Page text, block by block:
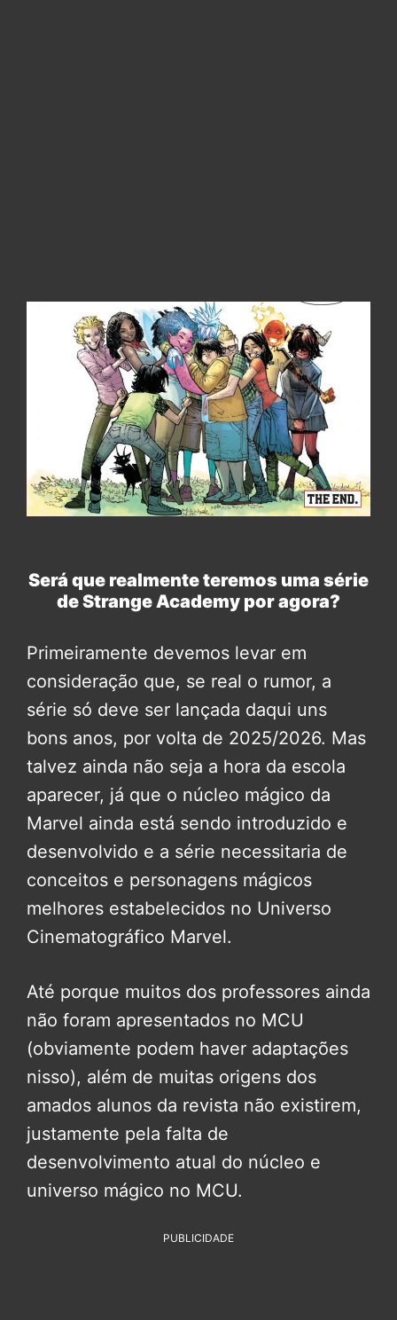
Será que realmente teremos uma série
de Strange Academy por agora?
Primeiramente devemos levar em
consideração que, se real o rumor, a
série só deve ser lançada daqui uns
bons anos, por volta de 2025/2026. Mas
talvez ainda não seja a hora da escola
aparecer, já que o núcleo mágico da
Marvel ainda está sendo introduzido e
desenvolvido e a série necessitaria de
conceitos e personagens mágicos
melhores estabelecidos no Universo
Cinematográfico Marvel.
Até porque muitos dos professores ainda
não foram apresentados no MCU
(obviamente podem haver adaptações
nisso), além de muitas origens dos
amados alunos da revista não existirem,
justamente pela falta de
desenvolvimento atual do núcleo e
universo mágico no MCU.
PUBLICIDADE